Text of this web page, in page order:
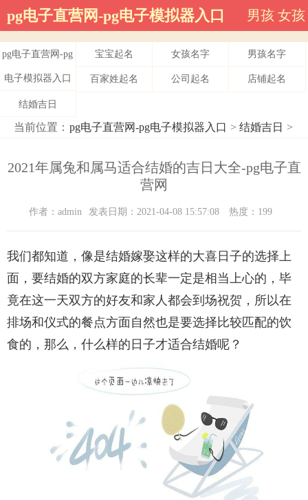
pg电子直营网-pg电子模拟器入口 男孩 女孩
pg电子直营网-pg
电子模拟器入口
宝宝起名 女孩名字 男孩名字
百家姓起名 公司起名 店铺起名
结婚吉日
当前位置： pg电子直营网-pg电子模拟器入口 > 结婚吉日 >
2021年属兔和属马适合结婚的吉日大全-pg电子直
营网
作者：admin 发表日期：2021-04-08 15:57:08 热度：199
我们都知道，像是结婚嫁娶这样的大喜日子的选择上
面，要结婚的双方家庭的长辈一定是相当上心的，毕
竟在这一天双方的好友和家人都会到场祝贺，所以在
排场和仪式的餐点方面自然也是要选择比较匹配的饮
食的，那么，什么样的日子才适合结婚呢？